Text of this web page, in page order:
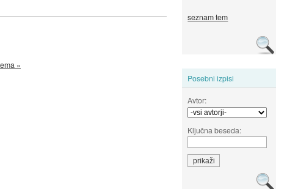
seznam tem
Posebni izpisi
Avtor:
Ključna beseda:
»